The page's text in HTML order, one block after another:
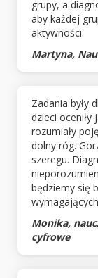
grupy, a
aby każdej
aktywności.
Martyna,
Zadania były
dzieci oceniły
rozumiały
dolny róg.
szeregu.
będziemy się
Monika,
cyfrowe